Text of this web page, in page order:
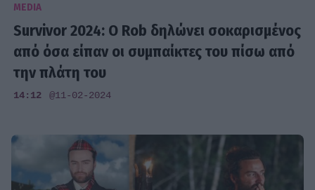
MEDIA
Survivor 2024: Ο Rob δηλώνει σοκαρισμένος
από όσα είπαν οι συμπαίκτες του πίσω από
την πλάτη του
14:12 @11-02-2024